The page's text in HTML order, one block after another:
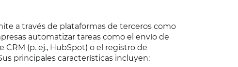
a través de plataformas de terceros como
automatizar tareas como el envío de
(p. ej., HubSpot) o el registro de
principales características incluyen: